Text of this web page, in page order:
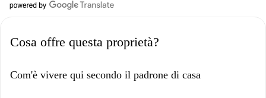
Cosa offre questa proprietà?
Com'è vivere qui secondo il padrone di casa